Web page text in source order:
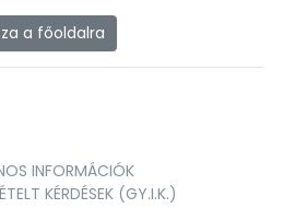
a főoldalra
INFORMÁCIÓK
KÉRDÉSEK (GY.I.K.)